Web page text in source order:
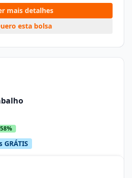
mais detalhes
esta bolsa